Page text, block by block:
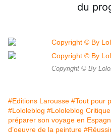
du
Copyright © By
#Editions Larousse #Tout pour
#Lololeblog #Lololeblog Critique
préparer son voyage en
d’oeuvre de la peinture